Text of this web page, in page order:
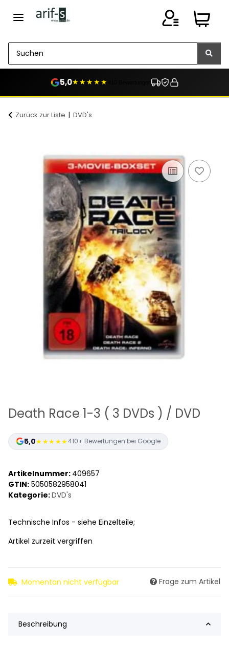
5,0★★★★★
Zurück zur Liste DVD's
Death Race 1-3 ( 3 DVDs ) / DVD
5,0★★★★★410+ Bewertungen bei Google
Artikelnummer: 409657
GTIN: 5050582958041
Kategorie:DVD's
Technische Infos - siehe Einzelteile;
Artikel zurzeit vergriffen
Momentan nicht verfügbar Frage zum Artikel
Beschreibung